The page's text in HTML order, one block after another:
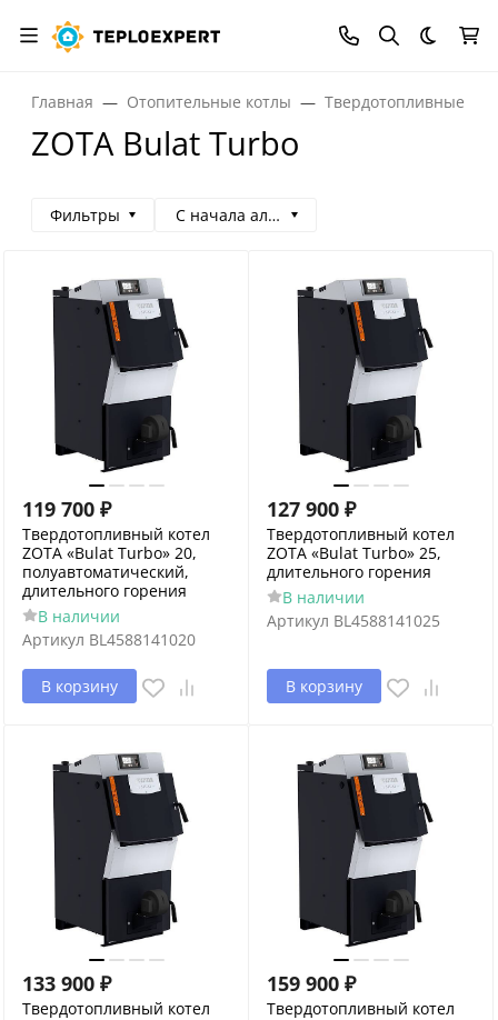
Темная
Главная Отопительные котлы Твердотопливные
ZOTA Bulat Turbo
Фильтры С начала алфавита
119 700 ₽
Твердотопливный котел
ZOTA «Bulat Turbo» 20,
полуавтоматический,
длительного горения
В наличии
Артикул BL4588141020
В корзину
127 900 ₽
Твердотопливный котел
ZOTA «Bulat Turbo» 25,
длительного горения
В наличии
Артикул BL4588141025
В корзину
133 900 ₽
Твердотопливный котел
159 900 ₽
Твердотопливный котел